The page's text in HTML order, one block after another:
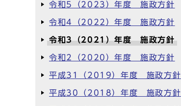
令和5（2023）年度 施政方針
令和4（2022）年度 施政方針
令和3（2021）年度 施政方針
令和2（2020）年度 施政方針
平成31（2019）年度 施政方針
平成30（2018）年度 施政方針